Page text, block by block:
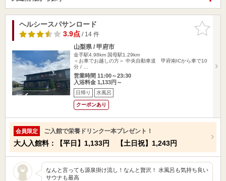
お気に入
りに追加
ヘルシースパサンロード
3.9点/ 14 件
山梨県 / 甲府市
金手駅4.98km 国母駅1.29km
＜お車でお越しの方＞ 中央自動車道 甲府南ICから車で10
分 / …
営業時間 11:00～23:30
入浴料金 1,133円～
日帰り 水風呂
クーポンあり
会員限定 ご入館で栄養ドリンク一本プレゼント！
大人入館料：【平日】1,133円 【土日祝】1,243円
なんと言っても源泉掛け流し！なんと贅沢！ 水風呂も気持ち良い
サウナも最高